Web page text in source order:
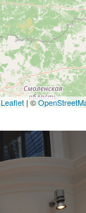
Leaflet | ©